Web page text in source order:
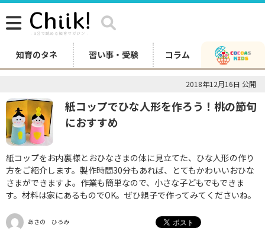
知育のタネ 習い事・受験 コラム
2018年12月16日 公開
紙コップでひな人形を作ろう！桃の節句
におすすめ
紙コップをお内裏様とおひなさまの体に見立てた、ひな人形の作り
方をご紹介します。製作時間30分もあれば、とてもかわいいおひな
さまができますよ。作業も簡単なので、小さな子どもでもできま
す。材料は家にあるものでOK。ぜひ親子で作ってみてくださいね。
あさの ひろみ